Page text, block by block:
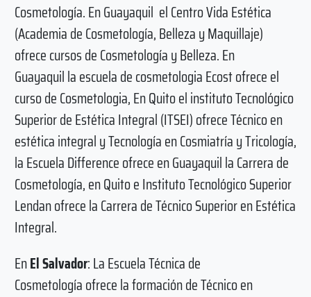
Cosmetología. En Guayaquil el Centro Vida Estética
(Academia de Cosmetología, Belleza y Maquillaje)
ofrece cursos de Cosmetología y Belleza. En
Guayaquil la escuela de cosmetologia Ecost ofrece el
curso de Cosmetologia, En Quito el instituto Tecnológico
Superior de Estética Integral (ITSEI) ofrece Técnico en
estética integral y Tecnología en Cosmiatría y Tricología,
la Escuela Difference ofrece en Guayaquil la Carrera de
Cosmetología, en Quito e Instituto Tecnológico Superior
Lendan ofrece la Carrera de Técnico Superior en Estética
Integral.
EnEl Salvador: La Escuela Técnica de
Cosmetología ofrece la formación de Técnico en